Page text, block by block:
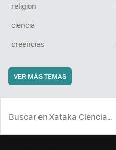
religion
ciencia
creencias
VER MÁS TEMAS